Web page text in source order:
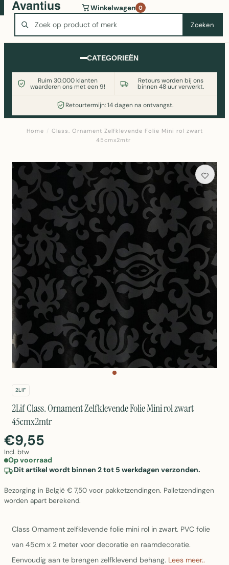
Zoeken
Winkelwagen 0
CATEGORIEËN
Ruim 30.000 klanten
waarderen ons met een 9!
Retours worden bij ons
binnen 48 uur verwerkt.
Retourtermijn: 14 dagen na ontvangst.
Wasmachine of koelkast nodig? Vergelijk alle prijzen op
Witgoedaanbod.nl
Home / Class. Ornament Zelfklevende Folie Mini rol zwart
45cmx2mtr
2LIF
2Lif Class. Ornament Zelfklevende Folie Mini rol zwart
45cmx2mtr
€9,55
Incl. btw
Op voorraad
Dit artikel wordt binnen 2 tot 5 werkdagen verzonden.
Bezorging in België € 7,50 voor pakketzendingen. Palletzendingen
worden apart berekend.
Class Ornament zelfklevende folie mini rol in zwart. PVC folie
van 45cm x 2 meter voor decoratie en raamdecoratie.
Eenvoudig aan te brengen zelfklevend behang. Lees meer..